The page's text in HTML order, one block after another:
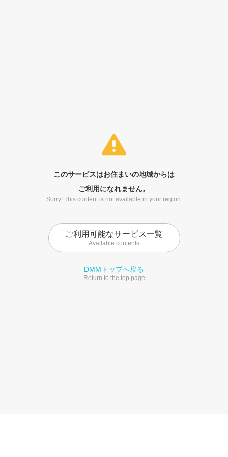
このサービスはお住まいの地域からは
ご利用になれません。
Sorry! This content is not available in your region.
ご利用可能なサービス一覧
Available contents
DMMトップへ戻る
Return to the top page